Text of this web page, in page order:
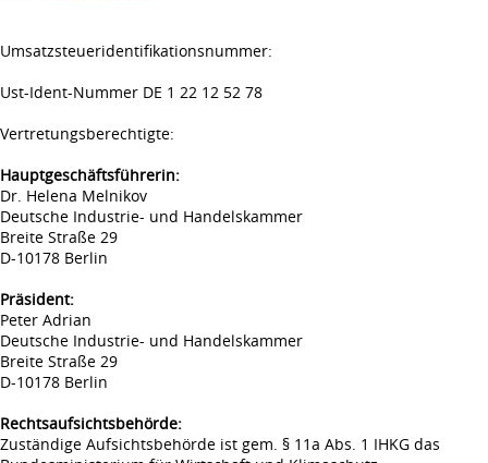
Umsatzsteueridentifikationsnummer:
Ust-Ident-Nummer DE 1 22 12 52 78
Vertretungsberechtigte:
Hauptgeschäftsführerin:
Dr. Helena Melnikov
Deutsche Industrie- und Handelskammer
Breite Straße 29
D-10178 Berlin
Präsident:
Peter Adrian
Deutsche Industrie- und Handelskammer
Breite Straße 29
D-10178 Berlin
Rechtsaufsichtsbehörde:
Zuständige Aufsichtsbehörde ist gem. § 11a Abs. 1 IHKG das